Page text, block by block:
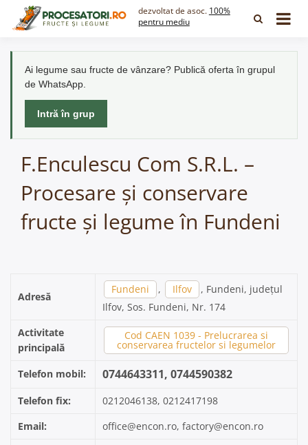
dezvoltat de asoc. 100%
pentru mediu
Ai legume sau fructe de vânzare? Publică oferta în grupul
de WhatsApp.
Intră în grup
F.Enculescu Com S.R.L. –
Procesare și conservare
fructe și legume în Fundeni
Adresă
Fundeni , Ilfov
, Fundeni, județul
Ilfov, Sos. Fundeni, Nr. 174
Activitate
principală
Cod CAEN 1039 - Prelucrarea si
conservarea fructelor si legumelor
Telefon mobil: 0744643311, 0744590382
Telefon fix:
0212046138, 0212417198
Email:
office@encon.ro, factory@encon.ro